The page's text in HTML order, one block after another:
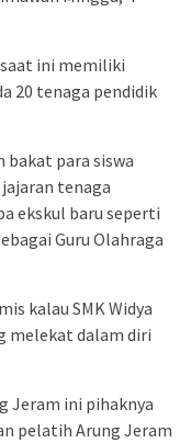
saat ini memiliki
20 tenaga pendidik
para siswa
tenaga
ekskul baru seperti
Guru Olahraga
kalau SMK Widya
melekat dalam diri
Jeram ini pihaknya
pelatih Arung Jeram